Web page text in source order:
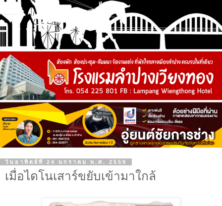
วันอาทิตย์ที่ 24 มกราคม พ.ศ. 2559
เมื่อไดโนเสาร์ขยับเข้ามาใกล้